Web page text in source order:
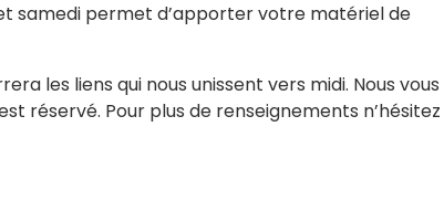
samedi permet d’apporter votre matériel de
les liens qui nous unissent vers midi. Nous vous
réservé. Pour plus de renseignements n’hésitez